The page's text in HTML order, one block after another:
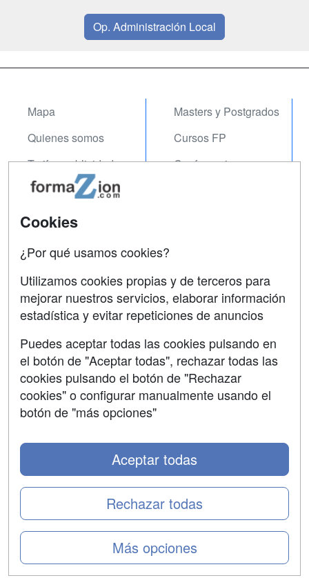
Op. Administración Local
Mapa
Quienes somos
Tarifas publicidad
Acceso Usuarios
Acceso Centros
Masters y Postgrados
Cursos FP
Conferencias
Contactar
Confidencialidad
Aviso legal
Copyleft
Cookies
¿Por qué usamos cookies?
Utilizamos cookies propias y de terceros para
mejorar nuestros servicios, elaborar información
estadística y evitar repeticiones de anuncios
Puedes aceptar todas las cookies pulsando en
el botón de "Aceptar todas", rechazar todas las
cookies pulsando el botón de "Rechazar
cookies" o configurar manualmente usando el
botón de "más opciones"
Más opciones
Rechazar todas
Aceptar todas